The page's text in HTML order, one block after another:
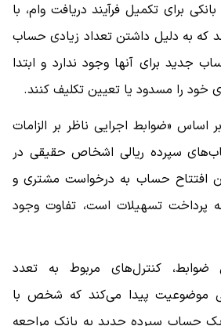
برای تکمیل فرآیند دریافت وام، با
که به دلیل داشتن تعداد زیادی حساب
جدید برای آنها وجود ندارد و ابتدا
را مسدود یا تعیین تکلیف کنند.
«ضوابط اجرایی ناظر بر الزامات
سپرده ریالی اشخاص حقیقی در
افتتاح حساب به درخواست مشتری و
پرداخت تسهیلات است، تفاوت وجود
ماده ۱۵ این ضوابط، کنترل‌های مربوط به تعدد
موضوعیت پیدا می‌کند که شخص با